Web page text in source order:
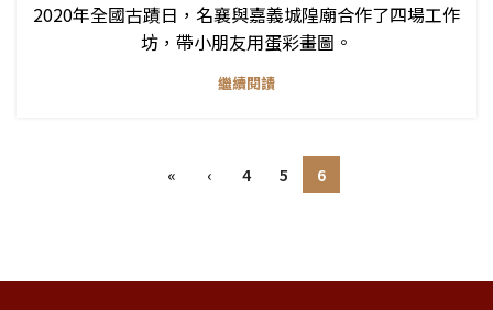
2020年全國古蹟日，名襄與嘉義城隍廟合作了四場工作
坊，帶小朋友用蛋彩畫圖。
繼續閱讀
« ‹ 4 5 6